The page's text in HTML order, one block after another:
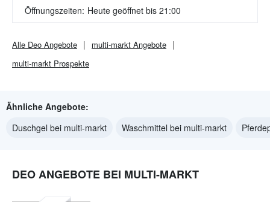
Öffnungszeiten: Heute geöffnet bis 21:00
Alle Deo Angebote multi-markt Angebote
multi-markt Prospekte
Ähnliche Angebote:
Duschgel bei multi-markt
Waschmittel bei multi-markt
DEO ANGEBOTE BEI MULTI-MARKT